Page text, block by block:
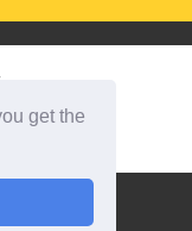
get the
CONTACT